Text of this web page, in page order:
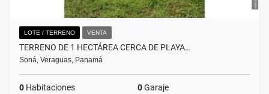
LOTE / TERRENO VENTA
TERRENO DE 1 HECTÁREA CERCA DE PLAYA…
Soná, Veraguas, Panamá
0 Habitaciones 0Garaje